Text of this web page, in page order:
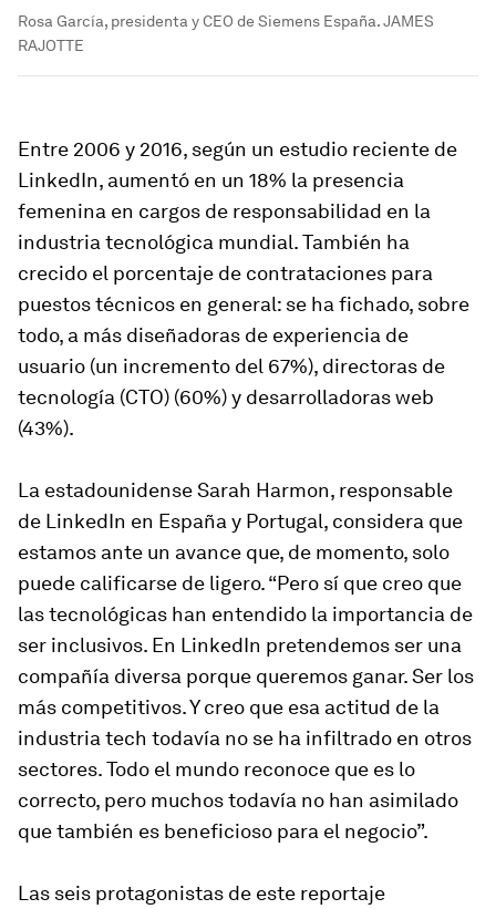
Rosa García, presidenta y CEO de Siemens España. JAMES
RAJOTTE
Entre 2006 y 2016, según un estudio reciente de
LinkedIn, aumentó en un 18% la presencia
femenina en cargos de responsabilidad en la
industria tecnológica mundial. También ha
crecido el porcentaje de contrataciones para
puestos técnicos en general: se ha fichado, sobre
todo, a más diseñadoras de experiencia de
usuario (un incremento del 67%), directoras de
tecnología (CTO) (60%) y desarrolladoras web
(43%).
La estadounidense Sarah Harmon, responsable
de LinkedIn en España y Portugal, considera que
estamos ante un avance que, de momento, solo
puede calificarse de ligero. “Pero sí que creo que
las tecnológicas han entendido la importancia de
ser inclusivos. En LinkedIn pretendemos ser una
compañía diversa porque queremos ganar. Ser los
más competitivos. Y creo que esa actitud de la
industria tech todavía no se ha infiltrado en otros
sectores. Todo el mundo reconoce que es lo
correcto, pero muchos todavía no han asimilado
que también es beneficioso para el negocio”.
Las seis protagonistas de este reportaje